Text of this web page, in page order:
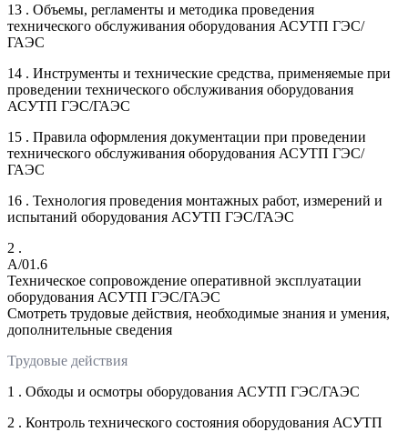
13 . Объемы, регламенты и методика проведения
технического обслуживания оборудования АСУТП ГЭС/
ГАЭС
14 . Инструменты и технические средства, применяемые при
проведении технического обслуживания оборудования
АСУТП ГЭС/ГАЭС
15 . Правила оформления документации при проведении
технического обслуживания оборудования АСУТП ГЭС/
ГАЭС
16 . Технология проведения монтажных работ, измерений и
испытаний оборудования АСУТП ГЭС/ГАЭС
2 .
A/01.6
Техническое сопровождение оперативной эксплуатации
оборудования АСУТП ГЭС/ГАЭС
Смотреть трудовые действия, необходимые знания и умения,
дополнительные сведения
Трудовые действия
1 . Обходы и осмотры оборудования АСУТП ГЭС/ГАЭС
2 . Контроль технического состояния оборудования АСУТП